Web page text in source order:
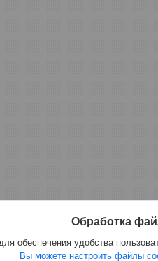
Обработка
обеспечения удобства
Вы можете настроить файлы